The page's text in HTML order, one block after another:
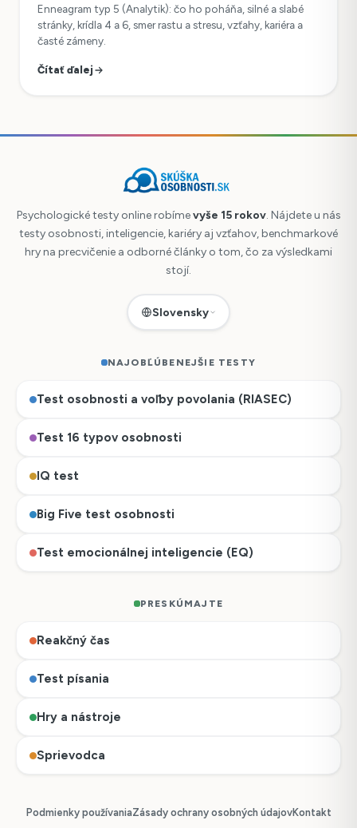
Enneagram typ 5 (Analytik): čo ho poháňa, silné a slabé
stránky, krídla 4 a 6, smer rastu a stresu, vzťahy, kariéra a
časté zámeny.
Čítať ďalej
Psychologické testy online robímevyše 15 rokov. Nájdete u nás
testy osobnosti, inteligencie, kariéry aj vzťahov, benchmarkové
hry na precvičenie a odborné články o tom, čo za výsledkami
stojí.
Slovensky
NAJOBĽÚBENEJŠIE TESTY
Test osobnosti a voľby povolania (RIASEC)
Test 16 typov osobnosti
IQ test
Big Five test osobnosti
Test emocionálnej inteligencie (EQ)
PRESKÚMAJTE
Reakčný čas
Test písania
Hry a nástroje
Sprievodca
Podmienky používaniaZásady ochrany osobných údajovKontakt